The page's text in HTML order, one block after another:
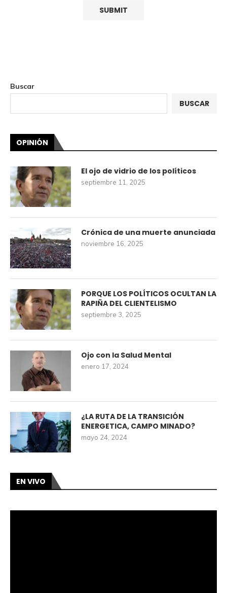
Buscar
BUSCAR
OPINIÓN
El ojo de vidrio de los políticos
septiembre 11, 2025
Crónica de una muerte anunciada
noviembre 16, 2025
PORQUE LOS POLÍTICOS OCULTAN LA
RAPIÑA DEL CLIENTELISMO
septiembre 3, 2025
Ojo con la Salud Mental
enero 17, 2024
¿LA RUTA DE LA TRANSICIÓN
ENERGETICA, CAMPO MINADO?
mayo 24, 2024
EN VIVO